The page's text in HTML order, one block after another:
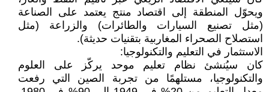
ويحوّل المنطقة إلى اقتصاد منتج يعتمد على الصناعة
(مثل تصنيع السيارات والطائرات) والزراعة (مثل
استصلاح الصحراء المغاربية بتقنيات حديثة).
الاستثمار في التعليم والتكنولوجيا:
كان سيُنشئ نظام تعليم موحد يركّز على العلوم
والتكنولوجيا، مستلهمًا من تجربة الصين التي رفعت